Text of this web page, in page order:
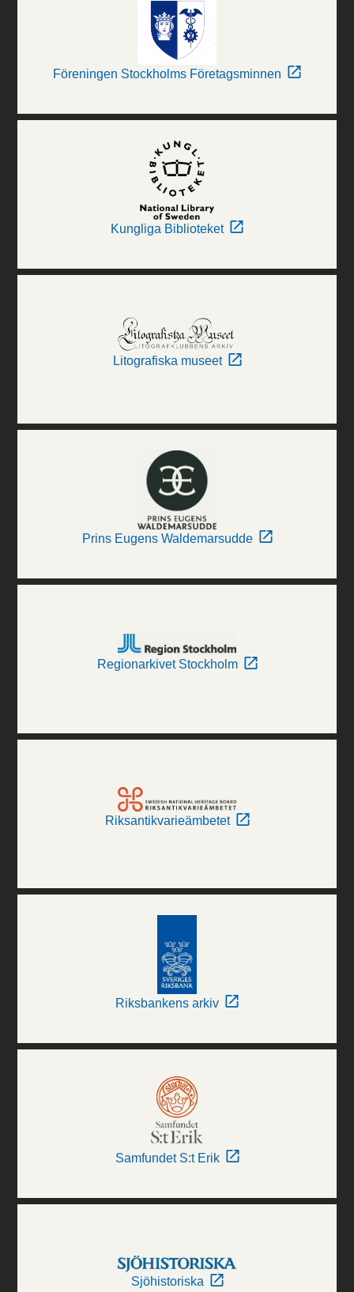
Föreningen Stockholms Företagsminnen
Kungliga Biblioteket
Litografiska museet
Prins Eugens Waldemarsudde
Regionarkivet Stockholm
Riksantikvarieämbetet
Riksbankens arkiv
Samfundet S:t Erik
Sjöhistoriska